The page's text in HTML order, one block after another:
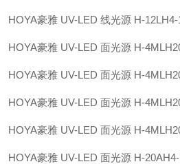
HOYA豪雅 UV-LED 线光源 H-
HOYA豪雅 UV-LED 面光源 H-
HOYA豪雅 UV-LED 面光源 H-
HOYA豪雅 UV-LED 面光源 H-
HOYA豪雅 UV-LED 面光源 H-
HOYA豪雅 UV-LED 面光源 H-